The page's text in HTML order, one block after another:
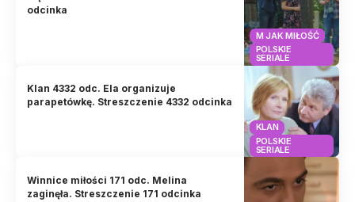
M JAK MIŁOŚĆ
POLSKIE
SERIALE
odcinka
KLAN
POLSKIE
SERIALE
Klan 4332 odc. Ela organizuje
parapetówkę. Streszczenie 4332 odcinka
Winnice miłości 171 odc. Melina
zaginęła. Streszczenie 171 odcinka